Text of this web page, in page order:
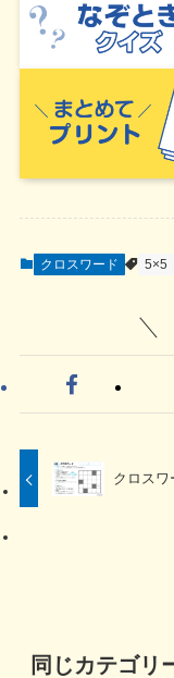
クロスワード 5×5
クロスワ
同じカテゴリ